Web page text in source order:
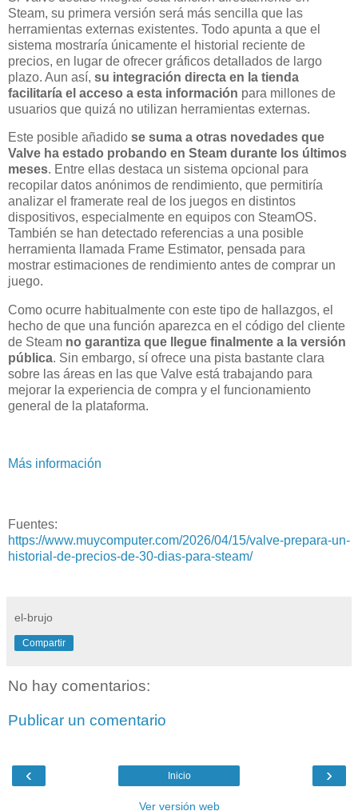
Steam, su primera versión será más sencilla que las
herramientas externas existentes. Todo apunta a que el
sistema mostraría únicamente el historial reciente de
precios, en lugar de ofrecer gráficos detallados de largo
plazo. Aun así, su integración directa en la tienda
facilitaría el acceso a esta información para millones de
usuarios que quizá no utilizan herramientas externas.
Este posible añadido se suma a otras novedades que
Valve ha estado probando en Steam durante los últimos
meses. Entre ellas destaca un sistema opcional para
recopilar datos anónimos de rendimiento, que permitiría
analizar el framerate real de los juegos en distintos
dispositivos, especialmente en equipos con SteamOS.
También se han detectado referencias a una posible
herramienta llamada Frame Estimator, pensada para
mostrar estimaciones de rendimiento antes de comprar un
juego.
Como ocurre habitualmente con este tipo de hallazgos, el
hecho de que una función aparezca en el código del cliente
de Steam no garantiza que llegue finalmente a la versión
pública. Sin embargo, sí ofrece una pista bastante clara
sobre las áreas en las que Valve está trabajando para
mejorar la experiencia de compra y el funcionamiento
general de la plataforma.
Más información
Fuentes:
https://www.muycomputer.com/2026/04/15/valve-prepara-un-
historial-de-precios-de-30-dias-para-steam/
el-brujo
Compartir
No hay comentarios:
Publicar un comentario
‹ ›
Inicio
Ver versión web